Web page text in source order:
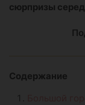
сюрпризы
Содержание